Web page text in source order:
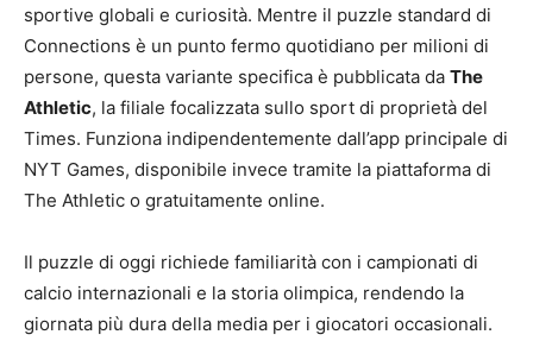
sportive globali e curiosità. Mentre il puzzle standard di
Connections è un punto fermo quotidiano per milioni di
persone, questa variante specifica è pubblicata da The
Athletic, la filiale focalizzata sullo sport di proprietà del
Times. Funziona indipendentemente dall’app principale di
NYT Games, disponibile invece tramite la piattaforma di
The Athletic o gratuitamente online.
Il puzzle di oggi richiede familiarità con i campionati di
calcio internazionali e la storia olimpica, rendendo la
giornata più dura della media per i giocatori occasionali.